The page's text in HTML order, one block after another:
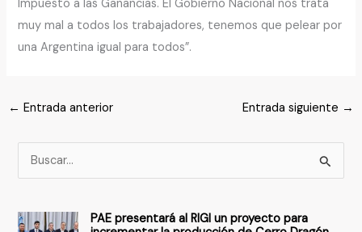
Impuesto a las Ganancias. El Gobierno Nacional nos trata
muy mal a todos los trabajadores, tenemos que pelear por
una Argentina igual para todos”.
← Entrada anterior Entrada siguiente →
u
c
PAE presentará al RIGI un proyecto para